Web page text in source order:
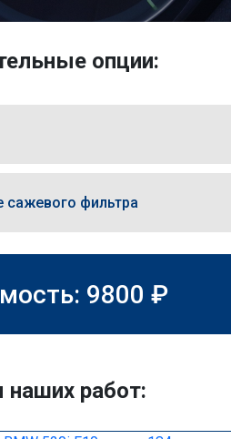
опции:
сажевого фильтра
9800 ₽
работ: